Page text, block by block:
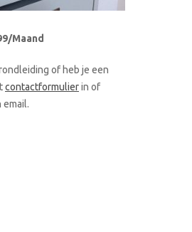
Maand
of heb je een
contactformulierin of
email.